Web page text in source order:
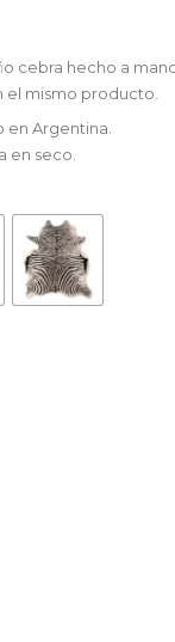
cebra hecho a
el mismo producto.
en Argentina.
en seco.